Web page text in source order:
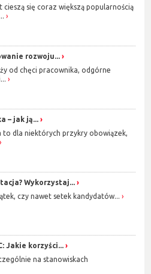
cieszą się coraz większą popularnością
rozwoju...
od chęci pracownika, odgórne
– jak ją...
to dla niektórych przykry obowiązek,
Wykorzystaj...
czy nawet setek kandydatów...
Jakie korzyści...
na stanowiskach